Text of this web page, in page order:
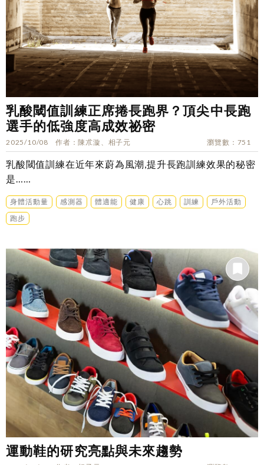
乳酸閾值訓練正席捲長跑界？頂尖中長跑
選手的低強度高成效祕密
2025/10/08 作者 陳朮漩、相子元 瀏覽數 751
乳酸閾值訓練在近年來蔚為風潮,提升長跑訓練效果的秘密
是……
身體活動量 感測器 體適能 健康 心跳 訓練
戶外活動
跑步
運動鞋的研究亮點與未來趨勢